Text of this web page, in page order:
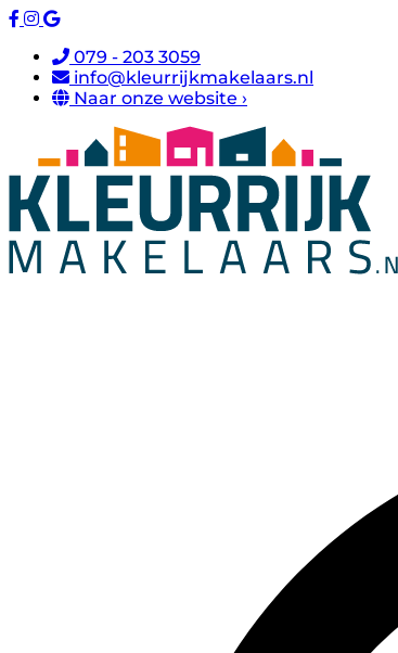
079 - 203 3059
info@kleurrijkmakelaars.nl
Naar onze website ›